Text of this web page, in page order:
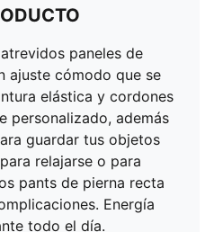
paneles de
ajuste cómodo que se
elástica y cordones
personalizado, además
guardar tus objetos
relajarse o para
pants de pierna recta
Energía
todo el día.